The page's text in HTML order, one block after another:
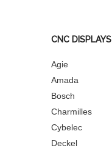
CNC DISPLAYS
Agie
Amada
Bosch
Charmilles
Cybelec
Deckel